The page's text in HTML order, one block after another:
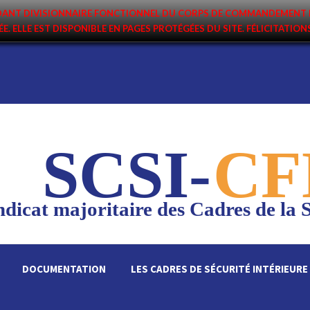
DIVISIONNAIRE FONCTIONNEL DU CORPS DE
ELLE EST DISPONIBLE EN PAGES PROTÉGÉES DU SITE.
SCSI-
majoritaire des Cadres de la
DOCUMENTATION LES CADRES DE SÉCURITÉ INTÉRIEURE